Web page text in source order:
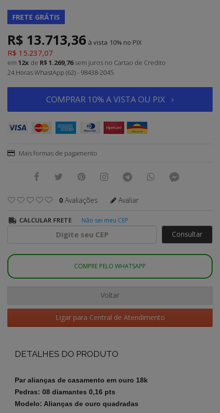
FRETE GRÁTIS
R$ 13.713,36 à vista 10%
R$ 15.237,07
em 12x de R$ 1.269,76 sem juros no Cartao de Credito
24 Horas WhastApp (62) - 98438-2045
COMPRAR 10% A VISTA OU PIX
Mais formas de pagamento
0 Avaliações Avaliar
CALCULAR FRETE Não sei meu CEP
Consultar
COMPRE PELO WHATSAPP
Voltar
Ligar para Central de Atendimento
DETALHES DO PRODUTO
Par alianças de casamento em ouro 18k
Pedras: 08 diamantes 0,16 pts
Modelo: Alianças de ouro quadradas